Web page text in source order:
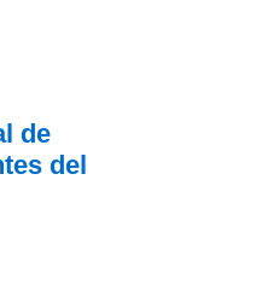
de
del